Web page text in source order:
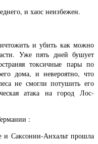
и хаос неизбежен.
и убить как можно
Уже пять дней бушует
токсичные пары по
дома, и невероятно, что
не смогли потушить его
атака на город Лос-
:
и Саксонии-Анхальт прошла